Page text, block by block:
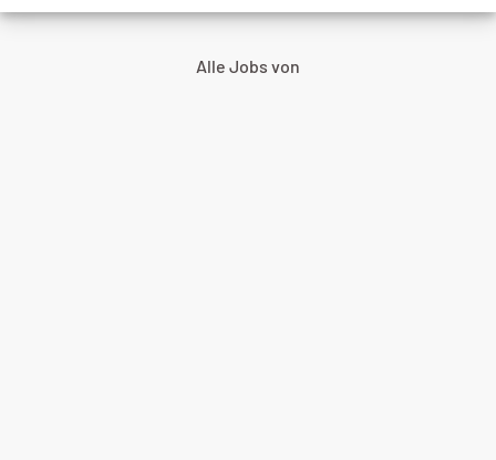
Alle Jobs von